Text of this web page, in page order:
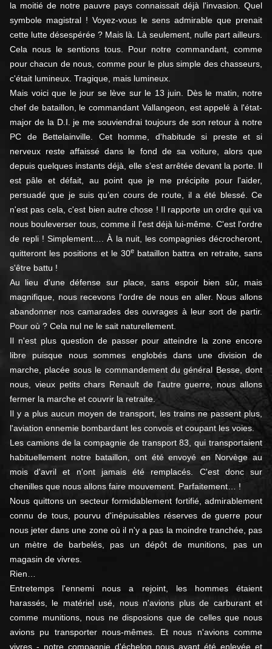
la moitié de notre pauvre pays connaissait déjà l'invasion. Quel
symbole magistral ! Voyez-vous le sens admirable que prenait
cette lutte désespérée ? Mais là. Là seulement, nulle part ailleurs.
Cela nous le sentions tous. Pour notre commandant, comme
pour chacun de nous, comme pour le plus simple des chasseurs,
c'était lumineux. Tragique, mais lumineux.
Mais voici que le jour se lève sur le 13 juin. Dès le matin, notre
chef de bataillon, le commandant Vallangeon, est appelé à l'état-
major de la D.I. je me souviendrai toujours de son retour à notre
PC de Bettelainville. Cet homme, d'habitude si preste et si
nerveux reste affaissé dans le fond de sa voiture, alors que
depuis quelques instants déjà, elle s’est arrêtée devant la porte. Il
est pâle et défait, au point que je me précipite pour l'aider,
persuadé que je suis qu’en cours de route, il a été blessé. Ce
n'est pas cela, c'est bien autre chose ! Il rapporte un ordre qui va
nous bouleverser tous, comme il l'est déjà lui-même. C'est l'ordre
de repli ! Simplement…. À la nuit, les compagnies décrocheront,
quitteront les positions et le 30e bataillon battra en retraite, sans
s'être battu !
Au lieu d'une défense sur place, sans espoir bien sûr, mais
magnifique, nous recevons l'ordre de nous en aller. Nous allons
abandonner nos camarades des ouvrages à leur sort de partir.
Pour où ? Cela nul ne le sait naturellement.
Il n'est plus question de passer pour atteindre la zone encore
libre puisque nous sommes englobés dans une division de
marche, placée sous le commandement du général Besse, dont
nous, vieux petits chars Renault de l'autre guerre, nous allons
fermer la marche et couvrir la retraite.
Il y a plus aucun moyen de transport, les trains ne passent plus,
l'aviation ennemie bombardant les convois et coupant les voies.
Les camions de la compagnie de transport 83, qui transportaient
habituellement notre bataillon, ont été envoyé en Norvège au
mois d'avril et n'ont jamais été remplacés. C'est donc sur
chenilles que nous allons faire mouvement. Parfaitement… !
Nous quittons un secteur formidablement fortifié, admirablement
connu de tous, pourvu d'inépuisables réserves de guerre pour
nous jeter dans une zone où il n'y a pas la moindre tranchée, pas
un mètre de barbelés, pas un dépôt de munitions, pas un
magasin de vivres.
Rien…
Entretemps l'ennemi nous a rejoint, les hommes étaient
harassés, le matériel usé, nous n'avions plus de carburant et
comme munitions, nous ne disposions que de celles que nous
avions pu transporter nous-mêmes. Et nous n'avions comme
vivres - notre compagnie d'échelon nous ayant été enlevée et